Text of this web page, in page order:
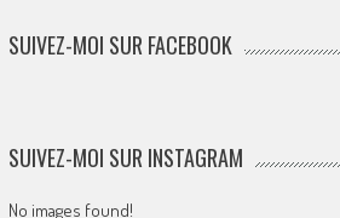
SUIVEZ-MOI SUR FACEBOOK
SUIVEZ-MOI SUR INSTAGRAM
No images found!